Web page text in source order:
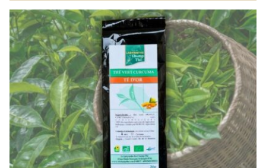
variations.
Les
options
peuvent
être
choisies
sur
la
page
du
produit